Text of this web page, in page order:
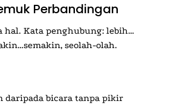
Perbandingan
hal. Kata penghubung: lebih…
seolah-olah.
daripada bicara tanpa pikir